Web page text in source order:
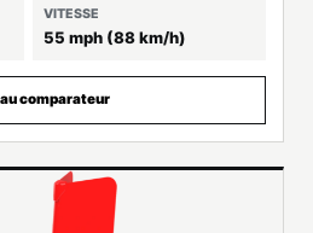
VITESSE
55 mph (88 km/h)
comparateur